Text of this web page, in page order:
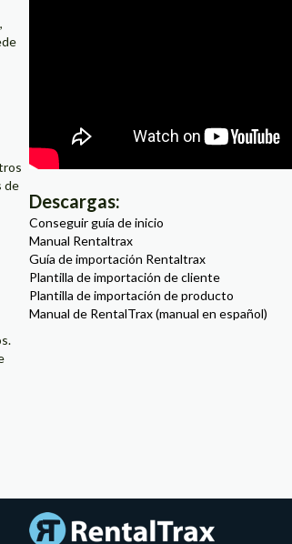
de
Descargas:
Conseguir guía de inicio
Manual Rentaltrax
Guía de importación Rentaltrax
Plantilla de importación de cliente
Plantilla de importación de producto
Manual de RentalTrax (manual en español)